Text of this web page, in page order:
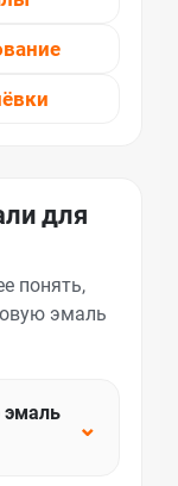
для
понять,
эмаль
эмаль
⌄